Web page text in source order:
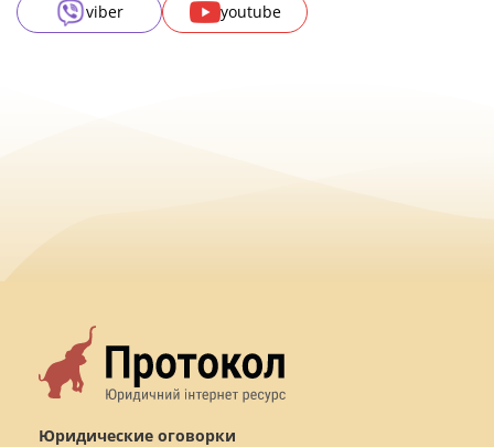
viber
youtube
Юридические оговорки